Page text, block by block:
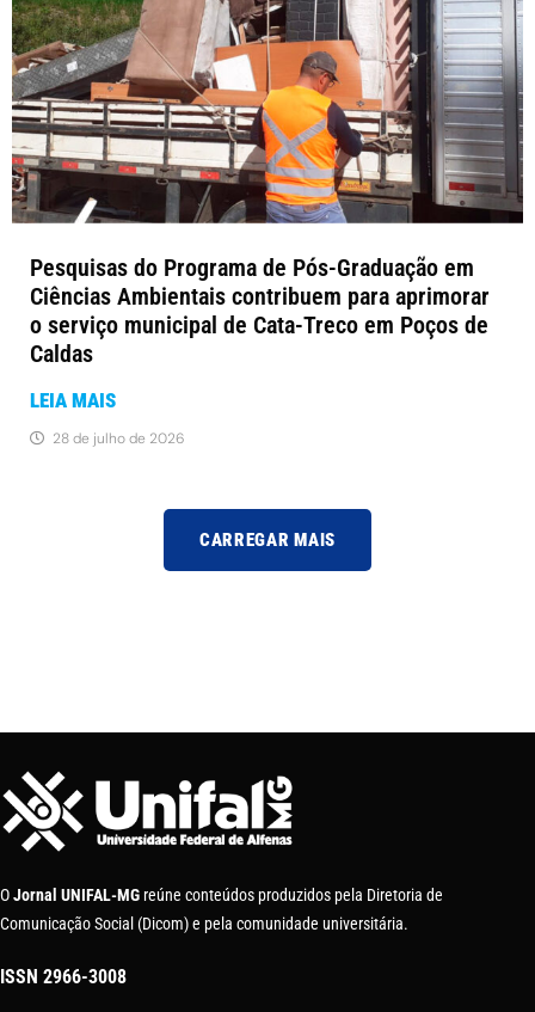
Pesquisas do Programa de Pós-Graduação em
Ciências Ambientais contribuem para aprimorar
o serviço municipal de Cata-Treco em Poços de
Caldas
LEIA MAIS
28 de julho de 2026
CARREGAR MAIS
OJornal UNIFAL-MG reúne conteúdos produzidos pela Diretoria de
Comunicação Social (Dicom) e pela comunidade universitária.
ISSN 2966-3008